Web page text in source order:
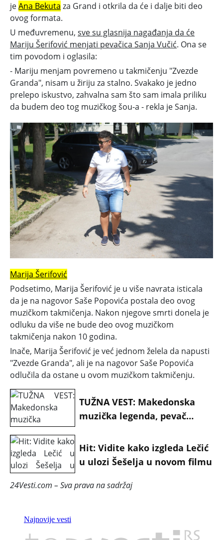
jeAna Bekuta za Grand i otkrila da će i dalje biti deo
ovog formata.
U međuvremenu, sve su glasnija nagađanja da će
Mariju Šerifović menjati pevačica Sanja Vučić. Ona se
tim povodom i oglasila:
- Mariju menjam povremeno u takmičenju "Zvezde
Granda", nisam u žiriju za stalno. Svakako je jedno
prelepo iskustvo, zahvalna sam što sam imala priliku
da budem deo tog muzičkog šou-a - rekla je Sanja.
Marija Šerifović
Podsetimo, Marija Šerifović je u više navrata isticala
da je na nagovor Saše Popovića postala deo ovog
muzičkom takmičenja. Nakon njegove smrti donela je
odluku da više ne bude deo ovog muzičkom
takmičenja nakon 10 godina.
Inače, Marija Šerifović je već jednom želela da napusti
"Zvezde Granda", ali je na nagovor Saše Popovića
odlučila da ostane u ovom muzičkom takmičenju.
TUŽNA VEST: Makedonska
muzička legenda, pevač
66. godini
Hit: Vidite kako izgleda Lečić
u ulozi Šešelja u novom filmu
24Vesti.com – Sva prava na sadržaj